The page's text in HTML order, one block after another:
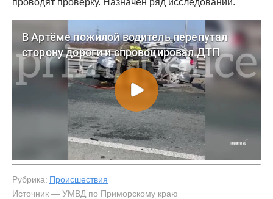
проводят проверку. Назначен ряд исследований.
Рубрика: Происшествия
Источник — УМВД по Приморскому краю